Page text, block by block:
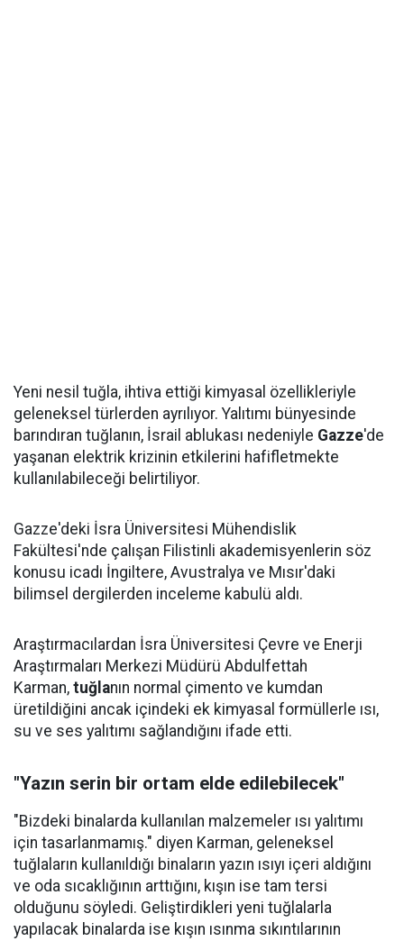
Yeni nesil tuğla, ihtiva ettiği kimyasal özellikleriyle
geleneksel türlerden ayrılıyor. Yalıtımı bünyesinde
barındıran tuğlanın, İsrail ablukası nedeniyle Gazze'de
yaşanan elektrik krizinin etkilerini hafifletmekte
kullanılabileceği belirtiliyor.
Gazze'deki İsra Üniversitesi Mühendislik
Fakültesi'nde çalışan Filistinli akademisyenlerin söz
konusu icadı İngiltere, Avustralya ve Mısır'daki
bilimsel dergilerden inceleme kabulü aldı.
Araştırmacılardan İsra Üniversitesi Çevre ve Enerji
Araştırmaları Merkezi Müdürü Abdulfettah
Karman, tuğlanın normal çimento ve kumdan
üretildiğini ancak içindeki ek kimyasal formüllerle ısı,
su ve ses yalıtımı sağlandığını ifade etti.
"Yazın serin bir ortam elde edilebilecek"
"Bizdeki binalarda kullanılan malzemeler ısı yalıtımı
için tasarlanmamış." diyen Karman, geleneksel
tuğlaların kullanıldığı binaların yazın ısıyı içeri aldığını
ve oda sıcaklığının arttığını, kışın ise tam tersi
olduğunu söyledi. Geliştirdikleri yeni tuğlalarla
yapılacak binalarda ise kışın ısınma sıkıntılarının